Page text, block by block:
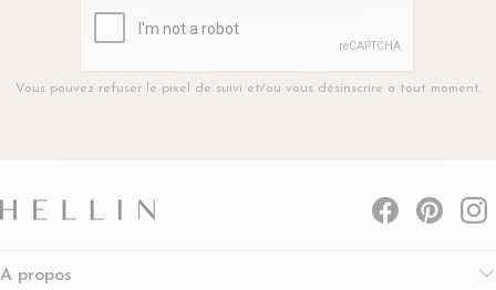
Vous pouvez refuser le pixel de suivi et/ou vous désinscrire à tout moment.
A propos